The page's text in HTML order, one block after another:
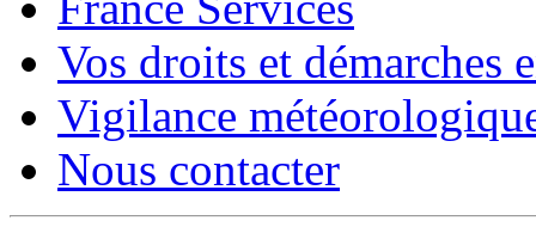
Vos droits et démarches
Vigilance
Nous contacter